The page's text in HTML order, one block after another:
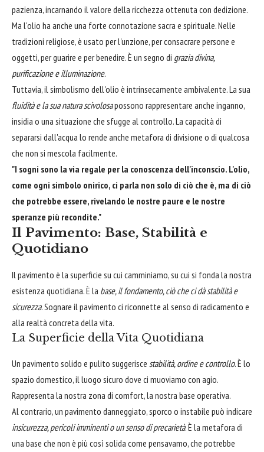
pazienza, incarnando il valore della ricchezza ottenuta con dedizione.
Ma l'olio ha anche una forte connotazione sacra e spirituale. Nelle
tradizioni religiose, è usato per l'unzione, per consacrare persone e
oggetti, per guarire e per benedire. È un segno di grazia divina,
purificazione e illuminazione.
Tuttavia, il simbolismo dell'olio è intrinsecamente ambivalente. La sua
fluidità e la sua natura scivolosapossono rappresentare anche inganno,
insidia o una situazione che sfugge al controllo. La capacità di
separarsi dall'acqua lo rende anche metafora di divisione o di qualcosa
che non si mescola facilmente.
"I sogni sono la via regale per la conoscenza dell'inconscio. L'olio,
come ogni simbolo onirico, ci parla non solo di ciò che è, ma di ciò
che potrebbe essere, rivelando le nostre paure e le nostre
speranze più recondite."
Il Pavimento: Base, Stabilità e
Quotidiano
Il pavimento è la superficie su cui camminiamo, su cui si fonda la nostra
esistenza quotidiana. È la base, il fondamento, ciò che ci dà stabilità e
sicurezza. Sognare il pavimento ci riconnette al senso di radicamento e
alla realtà concreta della vita.
La Superficie della Vita Quotidiana
Un pavimento solido e pulito suggerisce stabilità, ordine e controllo. È lo
spazio domestico, il luogo sicuro dove ci muoviamo con agio.
Rappresenta la nostra zona di comfort, la nostra base operativa.
Al contrario, un pavimento danneggiato, sporco o instabile può indicare
insicurezza, pericoli imminenti o un senso di precarietà. È la metafora di
una base che non è più così solida come pensavamo, che potrebbe